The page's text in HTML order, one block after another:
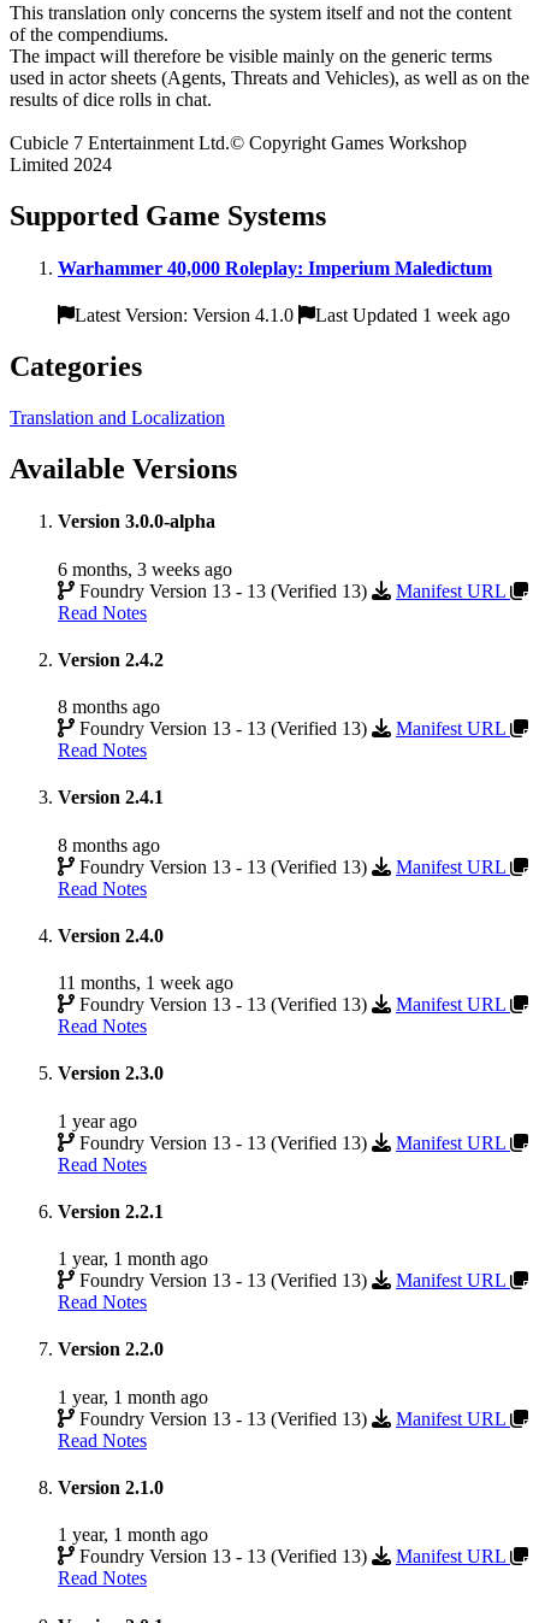
This translation only concerns the system itself and not the content
of the compendiums.
The impact will therefore be visible mainly on the generic terms
used in actor sheets (Agents, Threats and Vehicles), as well as on the
results of dice rolls in chat.
Cubicle 7 Entertainment Ltd.© Copyright Games Workshop
Limited 2024
Supported Game Systems
Warhammer 40,000 Roleplay: Imperium Maledictum
Latest Version: Version 4.1.0 Last Updated 1 week ago
Categories
Translation and Localization
Available Versions
Version 3.0.0-alpha
6 months, 3 weeks ago
Foundry Version 13 - 13 (Verified 13)
Manifest URL
Read Notes
Version 2.4.2
8 months ago
Foundry Version 13 - 13 (Verified 13)
Manifest URL
Read Notes
Version 2.4.1
8 months ago
Foundry Version 13 - 13 (Verified 13)
Manifest URL
Read Notes
Version 2.4.0
11 months, 1 week ago
Foundry Version 13 - 13 (Verified 13)
Manifest URL
Read Notes
Version 2.3.0
1 year ago
Foundry Version 13 - 13 (Verified 13)
Manifest URL
Read Notes
Version 2.2.1
1 year, 1 month ago
Foundry Version 13 - 13 (Verified 13)
Manifest URL
Read Notes
Version 2.2.0
1 year, 1 month ago
Foundry Version 13 - 13 (Verified 13)
Manifest URL
Read Notes
Version 2.1.0
1 year, 1 month ago
Foundry Version 13 - 13 (Verified 13)
Manifest URL
Read Notes